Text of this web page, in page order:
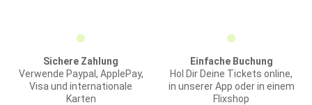
Sichere Zahlung
Verwende Paypal, ApplePay,
Visa und internationale
Karten
Einfache Buchung
Hol Dir Deine Tickets online,
in unserer App oder in einem
Flixshop